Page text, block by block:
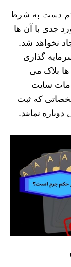
دست به شرط
جدی با آن ها
نخواهد شد.
گذاری
ها بلاک می
سایت
که ثبت
نمایند.